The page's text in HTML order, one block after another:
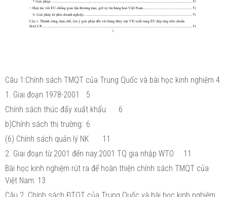
Câu 1:Chính sách TMQT của Trung Quốc và bài học kinh nghiệm 4
1. Giai đoạn 1978-2001
5
Chính sách thúc đẩy xuất khẩu
6
b)Chính sách thị trường: 6
(6) Chính sách quản lý NK
11
2. Giai đoạn từ 2001 đến nay:2001 TQ gia nhập WTO
11
Bài học kinh nghiệm rút ra để hoàn thiện chính sách TMQT của
Việt Nam: 13